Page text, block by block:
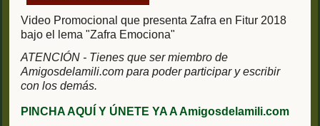
Video Promocional que presenta Zafra en Fitur 2018
bajo el lema "Zafra Emociona"
ATENCIÓN - Tienes que ser miembro de
Amigosdelamili.com para poder participar y escribir
con los demás.
PINCHA AQUÍ Y ÚNETE YA A Amigosdelamili.com